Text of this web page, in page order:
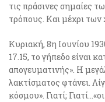
τις πράσινες σημαίες
τρόπους. Και μέχρι
Κυριακή, 8η Ιουνίου
17.15, το γήπεδο είναι
απογευματινής». Η
λακτίσματος φτάνει.
κόσμου». Γιατί;